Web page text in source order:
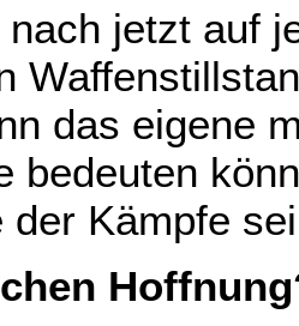
nach jetzt auf
das eigene
bedeuten
der Kämpfe